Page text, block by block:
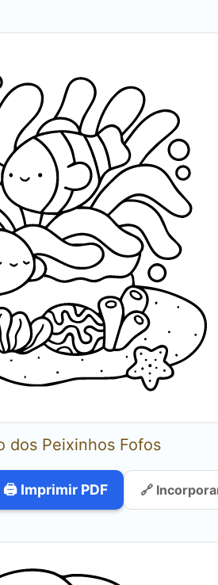
dos Peixinhos Fofos
🖨️ Imprimir PDF 🔗